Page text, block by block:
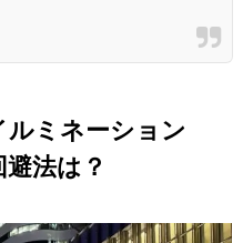
ミネーション
法は？